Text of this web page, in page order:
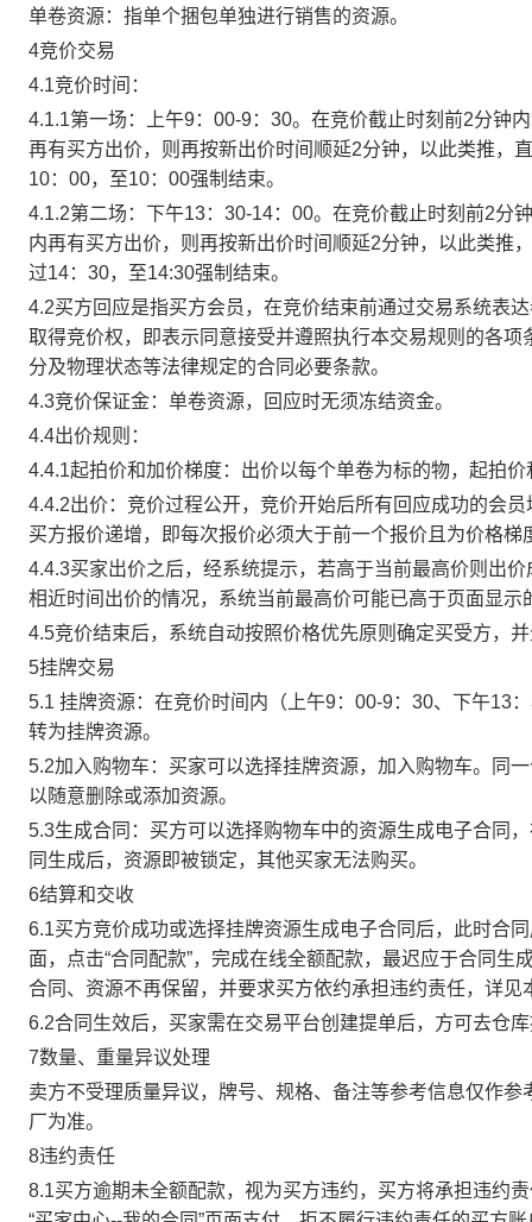
单卷资源：指单个捆包单独进行销售的资源。
4竞价交易
4.1竞价时间：
4.1.1第一场：上午9：00-9：30。在竞价截止时刻前2分钟
再有买方出价，则再按新出价时间顺延2分钟，以此类推，
10：00，至10：00强制结束。
4.1.2第二场：下午13：30-14：00。在竞价截止时刻前2分
内再有买方出价，则再按新出价时间顺延2分钟，以此类推
过14：30，至14:30强制结束。
4.2买方回应是指买方会员，在竞价结束前通过交易系统表
取得竞价权，即表示同意接受并遵照执行本交易规则的各
分及物理状态等法律规定的合同必要条款。
4.3竞价保证金：单卷资源，回应时无须冻结资金。
4.4出价规则：
4.4.1起拍价和加价梯度：出价以每个单卷为标的物，起拍
4.4.2出价：竞价过程公开，竞价开始后所有回应成功的会
买方报价递增，即每次报价必须大于前一个报价且为价格
4.4.3买家出价之后，经系统提示，若高于当前最高价则出
相近时间出价的情况，系统当前最高价可能已高于页面显示
4.5竞价结束后，系统自动按照价格优先原则确定买受方，
5挂牌交易
5.1 挂牌资源：在竞价时间内（上午9：00-9：30、下午13
转为挂牌资源。
5.2加入购物车：买家可以选择挂牌资源，加入购物车。同
以随意删除或添加资源。
5.3生成合同：买方可以选择购物车中的资源生成电子合同
同生成后，资源即被锁定，其他买家无法购买。
6结算和交收
6.1买方竞价成功或选择挂牌资源生成电子合同后，此时合
面，点击“合同配款”，完成在线全额配款，最迟应于合同
合同、资源不再保留，并要求买方依约承担违约责任，详见
6.2合同生效后，买家需在交易平台创建提单后，方可去仓
7数量、重量异议处理
卖方不受理质量异议，牌号、规格、备注等参考信息仅作
厂为准。
8违约责任
8.1买方逾期未全额配款，视为买方违约，买方将承担违约